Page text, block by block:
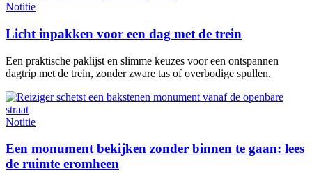
Notitie
Licht inpakken voor een dag met de trein
Een praktische paklijst en slimme keuzes voor een ontspannen
dagtrip met de trein, zonder zware tas of overbodige spullen.
Notitie
Een monument bekijken zonder binnen te gaan: lees
de ruimte eromheen